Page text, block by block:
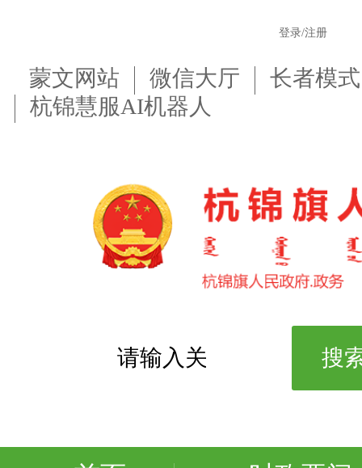
登录/注册
蒙文网站 微信大厅
长者模式
杭锦慧服AI机器人